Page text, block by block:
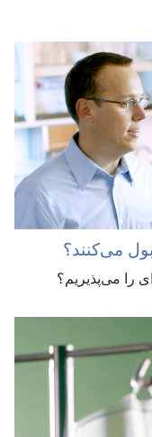
می‌کنند؟‏
را می‌پذیریم؟‏